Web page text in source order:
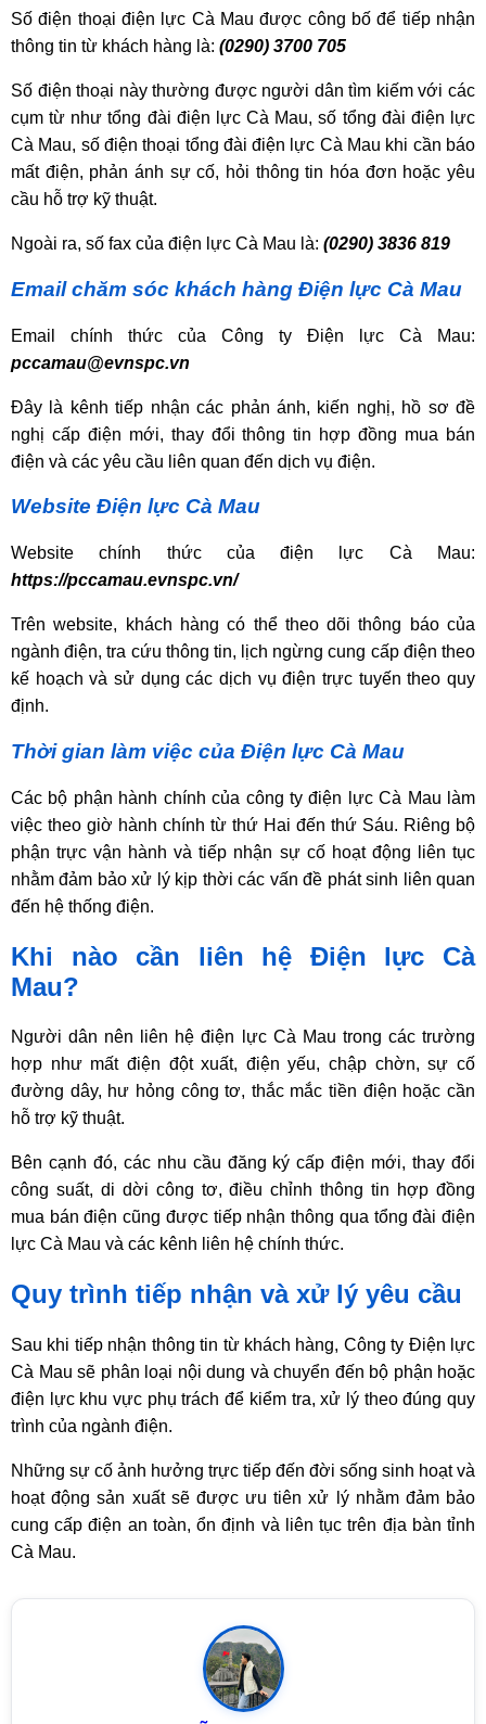
Số điện thoại điện lực Cà Mau được công bố để tiếp nhận
thông tin từ khách hàng là: (0290) 3700 705
Số điện thoại này thường được người dân tìm kiếm với các
cụm từ như tổng đài điện lực Cà Mau, số tổng đài điện lực
Cà Mau, số điện thoại tổng đài điện lực Cà Mau khi cần báo
mất điện, phản ánh sự cố, hỏi thông tin hóa đơn hoặc yêu
cầu hỗ trợ kỹ thuật.
Ngoài ra, số fax của điện lực Cà Mau là: (0290) 3836 819
Email chăm sóc khách hàng Điện lực Cà Mau
Email chính thức của Công ty Điện lực Cà Mau:
pccamau@evnspc.vn
Đây là kênh tiếp nhận các phản ánh, kiến nghị, hồ sơ đề
nghị cấp điện mới, thay đổi thông tin hợp đồng mua bán
điện và các yêu cầu liên quan đến dịch vụ điện.
Website Điện lực Cà Mau
Website chính thức của điện lực Cà Mau:
https://pccamau.evnspc.vn/
Trên website, khách hàng có thể theo dõi thông báo của
ngành điện, tra cứu thông tin, lịch ngừng cung cấp điện theo
kế hoạch và sử dụng các dịch vụ điện trực tuyến theo quy
định.
Thời gian làm việc của Điện lực Cà Mau
Các bộ phận hành chính của công ty điện lực Cà Mau làm
việc theo giờ hành chính từ thứ Hai đến thứ Sáu. Riêng bộ
phận trực vận hành và tiếp nhận sự cố hoạt động liên tục
nhằm đảm bảo xử lý kịp thời các vấn đề phát sinh liên quan
đến hệ thống điện.
Khi nào cần liên hệ Điện lực Cà
Mau?
Người dân nên liên hệ điện lực Cà Mau trong các trường
hợp như mất điện đột xuất, điện yếu, chập chờn, sự cố
đường dây, hư hỏng công tơ, thắc mắc tiền điện hoặc cần
hỗ trợ kỹ thuật.
Bên cạnh đó, các nhu cầu đăng ký cấp điện mới, thay đổi
công suất, di dời công tơ, điều chỉnh thông tin hợp đồng
mua bán điện cũng được tiếp nhận thông qua tổng đài điện
lực Cà Mau và các kênh liên hệ chính thức.
Quy trình tiếp nhận và xử lý yêu cầu
Sau khi tiếp nhận thông tin từ khách hàng, Công ty Điện lực
Cà Mau sẽ phân loại nội dung và chuyển đến bộ phận hoặc
điện lực khu vực phụ trách để kiểm tra, xử lý theo đúng quy
trình của ngành điện.
Những sự cố ảnh hưởng trực tiếp đến đời sống sinh hoạt và
hoạt động sản xuất sẽ được ưu tiên xử lý nhằm đảm bảo
cung cấp điện an toàn, ổn định và liên tục trên địa bàn tỉnh
Cà Mau.